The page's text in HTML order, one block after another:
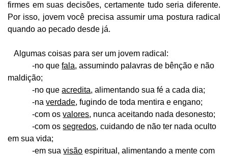
firmes em suas decisões, certamente tudo seria diferente.
Por isso, jovem você precisa assumir uma postura radical
quando ao pecado desde já.
Algumas coisas para ser um jovem radical:
-no quefala, assumindo palavras de bênção e não
maldição;
-no queacredita, alimentando sua fé a cada dia;
-naverdade, fugindo de toda mentira e engano;
-com osvalores, nunca aceitando nada desonesto;
-com ossegredos, cuidando de não ter nada oculto
em sua vida;
-em suavisão espiritual, alimentando a mente com